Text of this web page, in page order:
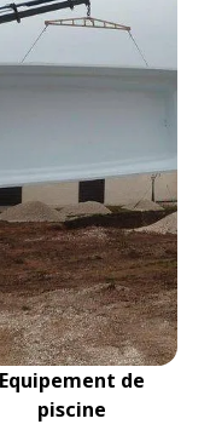
Equipement de
piscine